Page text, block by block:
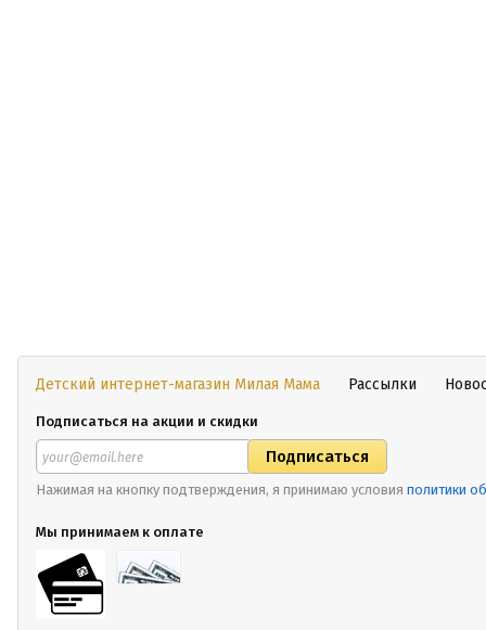
Детский интернет-магазин Милая Мама Рассылки
Подписаться на акции и скидки
Нажимая на кнопку подтверждения, я принимаю условия политики
Мы принимаем к оплате